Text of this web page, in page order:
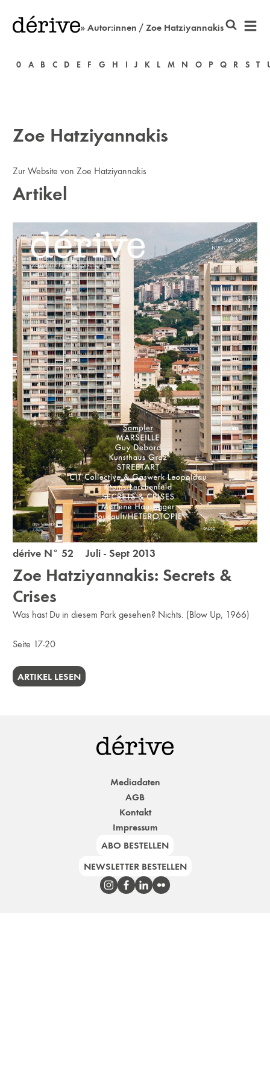
» Autor:innen / Zoe Hatziyannakis
0 A B C D E F G H I J K L M N O P Q R S T
Zoe Hatziyannakis
Zur Website von Zoe Hatziyannakis
Artikel
dérive N° 52 Juli - Sept 2013
Zoe Hatziyannakis: Secrets &
Crises
Was hast Du in diesem Park gesehen? Nichts. (Blow Up, 1966)
Seite 17-20
ARTIKEL LESEN
Mediadaten
AGB
Kontakt
Impressum
ABO BESTELLEN
NEWSLETTER BESTELLEN